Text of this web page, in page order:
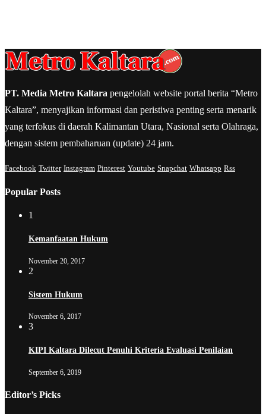
PT. Media Metro Kaltara pengelolah website portal berita “Metro
Kaltara”, menyajikan informasi dan peristiwa penting serta menarik
yang terfokus di daerah Kalimantan Utara, Nasional serta Olahraga,
dengan sistem pembaharuan (update) 24 jam.
Facebook Twitter Instagram Pinterest Youtube Snapchat Whatsapp Rss
Popular Posts
1
Kemanfaatan Hukum
November 20, 2017
2
Sistem Hukum
November 6, 2017
3
KIPI Kaltara Dilecut Penuhi Kriteria Evaluasi Penilaian
September 6, 2019
Editor’s Picks